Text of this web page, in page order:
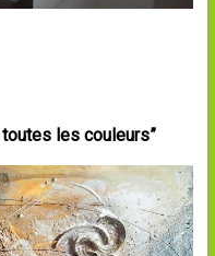
les couleurs”